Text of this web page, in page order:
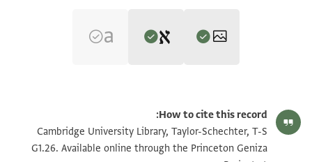
Alan Elbaum's digital edition (2020).
Recto:
לבעצהם
T-S G1.26 1v הגדל וסובב
Verso:
פי אלאהתמאם באלכאדם פיT-S G1.26 recto
How to cite this record:
Cambridge University Library, Taylor-Schechter, T-S
G1.26. Available online through the Princeton Geniza